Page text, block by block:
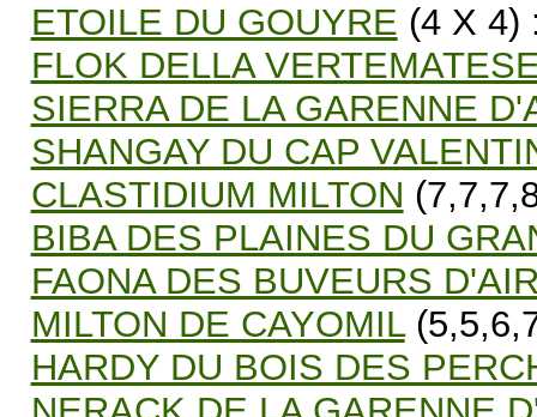
ETOILE DU GOUYRE (4 X 4)
FLOK DELLA
SIERRA DE LA GARENNE
SHANGAY DU CAP
CLASTIDIUM MILTON
BIBA DES PLAINES DU
FAONA DES BUVEURS
MILTON DE CAYOMIL
HARDY DU BOIS DES